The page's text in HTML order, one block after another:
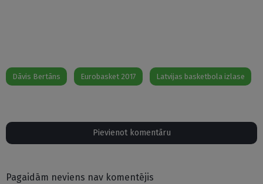
Dāvis Bertāns Eurobasket 2017 Latvijas basketbola izlase
Pievienot komentāru
Pagaidām neviens nav komentējis